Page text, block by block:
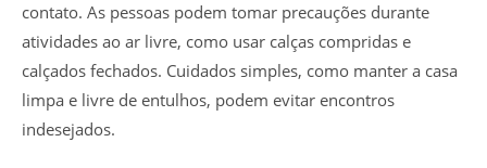
contato. As pessoas podem tomar precauções durante
atividades ao ar livre, como usar calças compridas e
calçados fechados. Cuidados simples, como manter a casa
limpa e livre de entulhos, podem evitar encontros
indesejados.